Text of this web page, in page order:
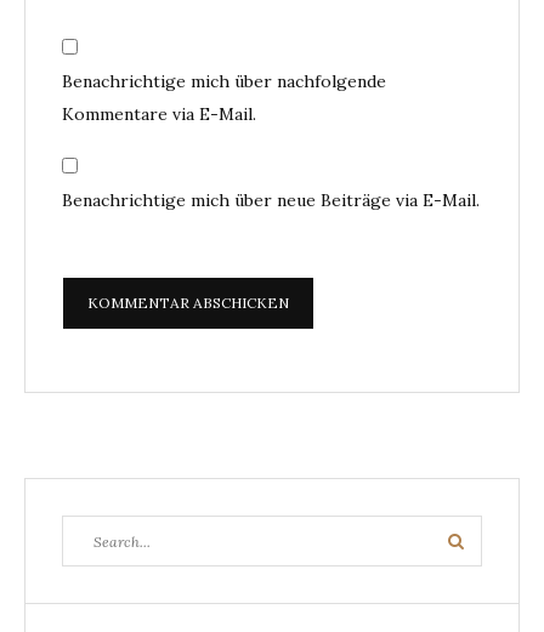
Benachrichtige mich über nachfolgende
Kommentare via E-Mail.
Benachrichtige mich über neue Beiträge via E-Mail.
for:
Search